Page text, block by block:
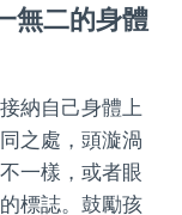
無二的身體
納自己身體上
之處，頭漩渦
一樣，或者眼
標誌。鼓勵孩